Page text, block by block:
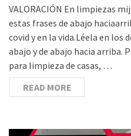
VALORACIÓN En limpiezas
estas frases de abajo
covid y en la vida.Léela en los
abajo y de abajo hacia arriba.
para limpieza de casas, …
READ MORE